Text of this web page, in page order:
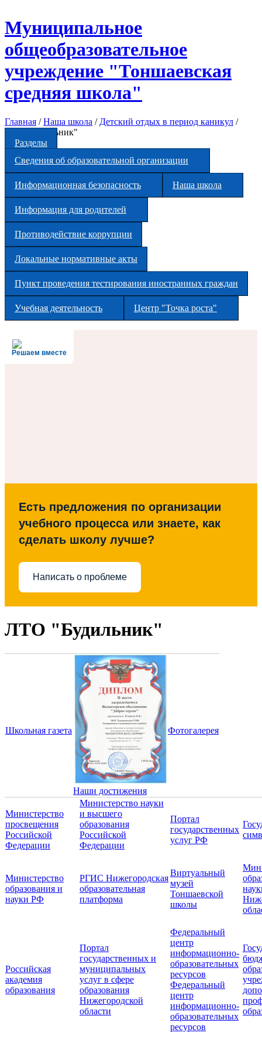
Муниципальное
общеобразовательное
учреждение "Тоншаевская
средняя школа"
Главная /Наша школа / Детский отдых в период каникул /
ЛТО "Будильник"
Разделы
Сведения об образовательной организации
Информационная безопасность Наша школа
Информация для родителей
Противодействие коррупции
Локальные нормативные акты
Пункт проведения тестирования иностранных граждан
Учебная деятельность Центр "Точка роста"
Решаем вместе
Есть предложения по организации
учебного процесса или знаете, как
сделать школу лучше?
Написать о проблеме
ЛТО "Будильник"
Школьная газета
Наши достижения
Фотогалерея
Министерство
просвещения
Российской
Федерации
Министерство науки
и высшего
образования
Российской
Федерации
Портал
государственных
услуг РФ
Министерство
образования и
науки РФ
РГИС Нижегородская
образовательная
платформа
Виртуальный
музей
Тоншаевской
школы
Российская
академия
образования
Портал
государственных и
муниципальных
услуг в сфере
образования
Нижегородской
области
Федеральный
центр
информационно-
образовательных
ресурсов
Федеральный
центр
информационно-
образовательных
ресурсов